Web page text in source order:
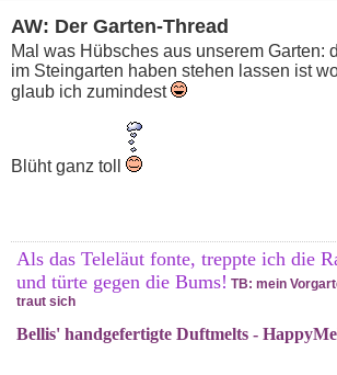
AW: Der Garten-Thread
Mal was Hübsches aus unserem Garten:
im Steingarten haben stehen lassen ist
glaub ich zumindest
Blüht ganz toll
Als das Teleläut fonte, treppte ich die
und türte gegen die Bums! TB: mein
traut sich
Bellis' handgefertigte Duftmelts -